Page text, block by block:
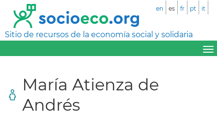
Sitio de recursos de la economía social y solidaria
en es fr pt it
María Atienza de
Andrés